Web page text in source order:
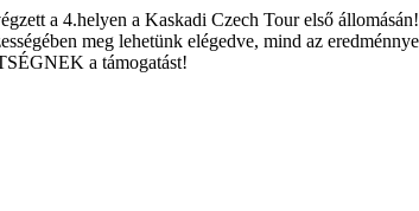
a 4.helyen a Kaskadi Czech Tour első
meg lehetünk elégedve, mind az
a támogatást!